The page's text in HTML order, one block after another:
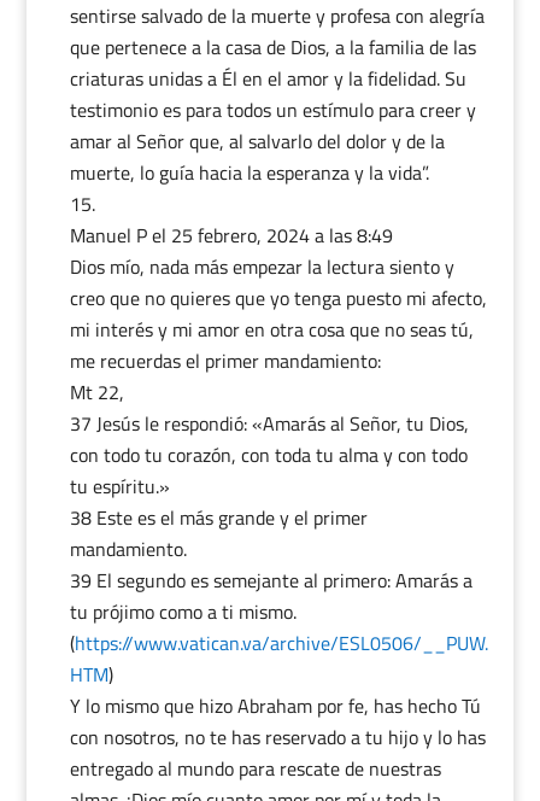
sentirse salvado de la muerte y profesa con alegría
que pertenece a la casa de Dios, a la familia de las
criaturas unidas a Él en el amor y la fidelidad. Su
testimonio es para todos un estímulo para creer y
amar al Señor que, al salvarlo del dolor y de la
muerte, lo guía hacia la esperanza y la vida”.
Manuel Pel 25 febrero, 2024 a las 8:49
Dios mío, nada más empezar la lectura siento y
creo que no quieres que yo tenga puesto mi afecto,
mi interés y mi amor en otra cosa que no seas tú,
me recuerdas el primer mandamiento:
Mt 22,
37 Jesús le respondió: «Amarás al Señor, tu Dios,
con todo tu corazón, con toda tu alma y con todo
tu espíritu.»
38 Este es el más grande y el primer
mandamiento.
39 El segundo es semejante al primero: Amarás a
tu prójimo como a ti mismo.
(https://www.vatican.va/archive/ESL0506/__PUW.
HTM)
Y lo mismo que hizo Abraham por fe, has hecho Tú
con nosotros, no te has reservado a tu hijo y lo has
entregado al mundo para rescate de nuestras